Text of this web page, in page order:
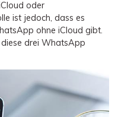
oder
ist jedoch, dass es
ohne iCloud gibt.
diese drei WhatsApp